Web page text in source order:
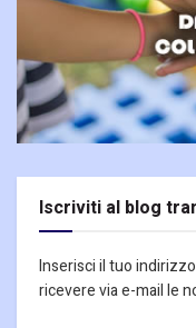
Iscriviti al blog
Inserisci il tuo
ricevere via e-mail le